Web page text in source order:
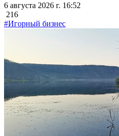
6 августа 2026 г. 16:52
216
#Игорный бизнес